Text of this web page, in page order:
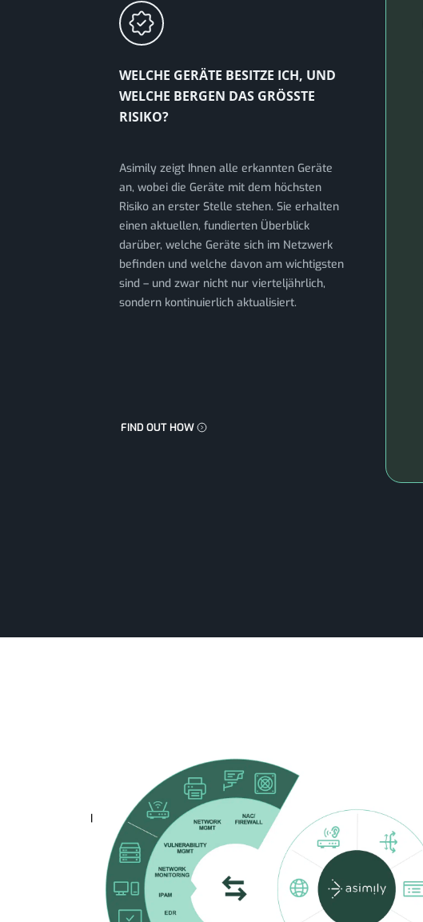
WELCHE GERÄTE BESITZE ICH, UND
WELCHE BERGEN DAS GRÖSSTE R
ISIKO?
Asimily zeigt Ihnen alle erkannten Geräte
an, wobei die Geräte mit dem höchsten
Risiko an erster Stelle stehen. Sie erhalten
einen aktuellen, fundierten Überblick
darüber, welche Geräte sich im Netzwerk
befinden und welche davon am wichtigsten
sind – und zwar nicht nur vierteljährlich,
sondern kontinuierlich aktualisiert.
FIND OUT HOW